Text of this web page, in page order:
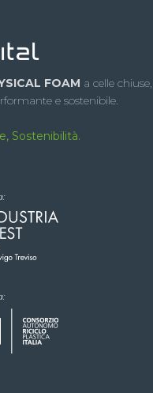
FOAM a celle chiuse,
e sostenibile.
Sostenibilità.